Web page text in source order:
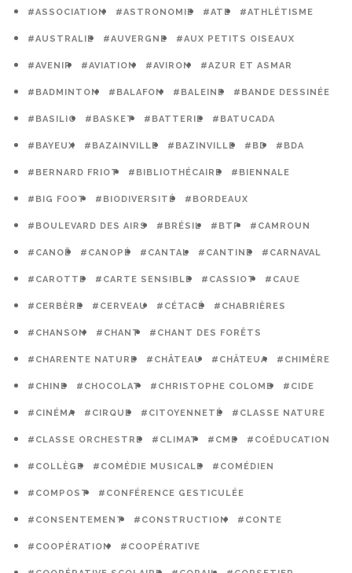
#ASSOCIATION #ASTRONOMIE #ATE #ATHLÉTISME
#AUSTRALIE #AUVERGNE #AUX PETITS OISEAUX
#AVENIR #AVIATION #AVIRON #AZUR ET ASMAR
#BADMINTON #BALAFON #BALEINE #BANDE DESSINÉE
#BASILIC #BASKET #BATTERIE #BATUCADA
#BAYEUX #BAZAINVILLE #BAZINVILLE #BD #BDA
#BERNARD FRIOT #BIBLIOTHÉCAIRE #BIENNALE
#BIG FOOT #BIODIVERSITÉ #BORDEAUX
#BOULEVARD DES AIRS #BRÉSIL #BTP #CAMROUN
#CANOË #CANOPÉ #CANTAL #CANTINE #CARNAVAL
#CAROTTE #CARTE SENSIBLE #CASSIOT #CAUE
#CERBÈRE #CERVEAU #CÉTACÉ #CHABRIÈRES
#CHANSON #CHANT #CHANT DES FORÊTS
#CHARENTE NATURE #CHÂTEAU #CHÂTEUA #CHIMÈRE
#CHINE #CHOCOLAT #CHRISTOPHE COLOMB #CIDE
#CINÉMA #CIRQUE #CITOYENNETÉ #CLASSE NATURE
#CLASSE ORCHESTRE #CLIMAT #CME #COÉDUCATION
#COLLÈGE #COMÉDIE MUSICALE #COMÉDIEN
#COMPOST #CONFÉRENCE GESTICULÉE
#CONSENTEMENT #CONSTRUCTION #CONTE
#COOPÉRATION #COOPÉRATIVE